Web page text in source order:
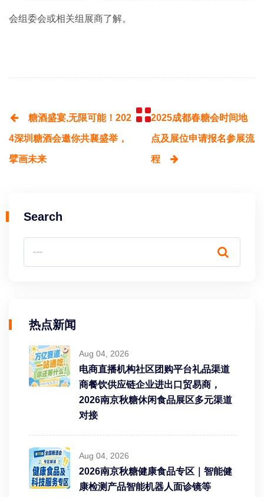
会组委会或相关组展商了解。
糖酒盛宴,无限可能！202
4深圳糖酒会邀你共襄盛举，
擘画未来
2025成都春糖会时间地
点及展位申请报名参展流
程
Search
热点新闻
Aug 04, 2026
电商直播机构社区团购平台礼品渠道
商餐饮供应链企业进出口贸易商，
2026南京秋糖休闲食品展区多元渠道
对接
Aug 04, 2026
2026南京秋糖健康食品专区｜智能健
康检测产品智能机器人面诊镜等